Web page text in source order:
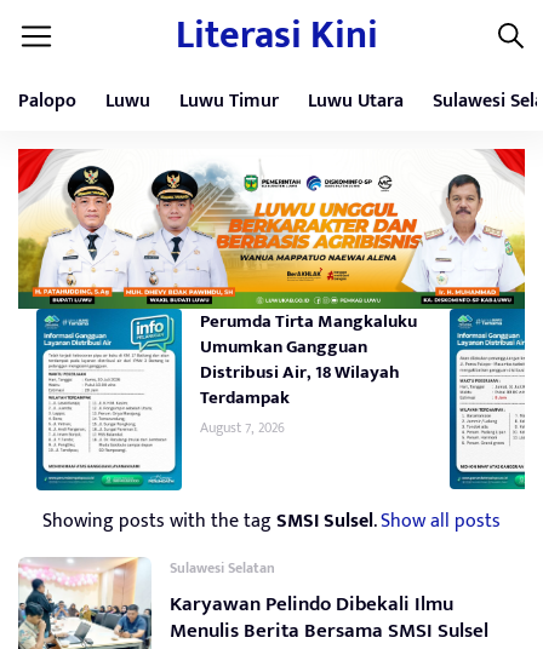
Literasi Kini
Palopo Luwu Luwu Timur Luwu Utara Sulawesi
Perumda Tirta Mangkaluku
Umumkan Gangguan
Distribusi Air, 18 Wilayah
Terdampak
August 7, 2026
Showing posts with the tagSMSI Sulsel.Show all posts
Sulawesi Selatan
Karyawan Pelindo Dibekali Ilmu
Menulis Berita Bersama SMSI Sulsel